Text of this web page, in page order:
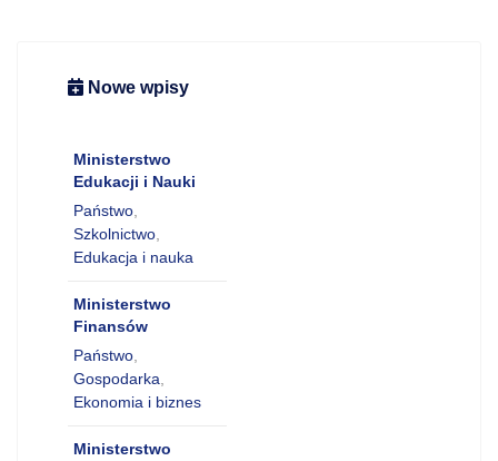
Nowe wpisy
Ministerstwo
Edukacji i Nauki
Państwo
Szkolnictwo
Edukacja i nauka
Ministerstwo
Finansów
Państwo
Gospodarka
Ekonomia i biznes
Ministerstwo